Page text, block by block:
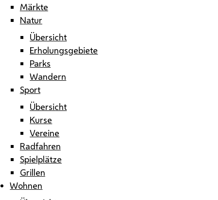
Märkte
Natur
Übersicht
Erholungsgebiete
Parks
Wandern
Sport
Übersicht
Kurse
Vereine
Radfahren
Spielplätze
Grillen
Wohnen